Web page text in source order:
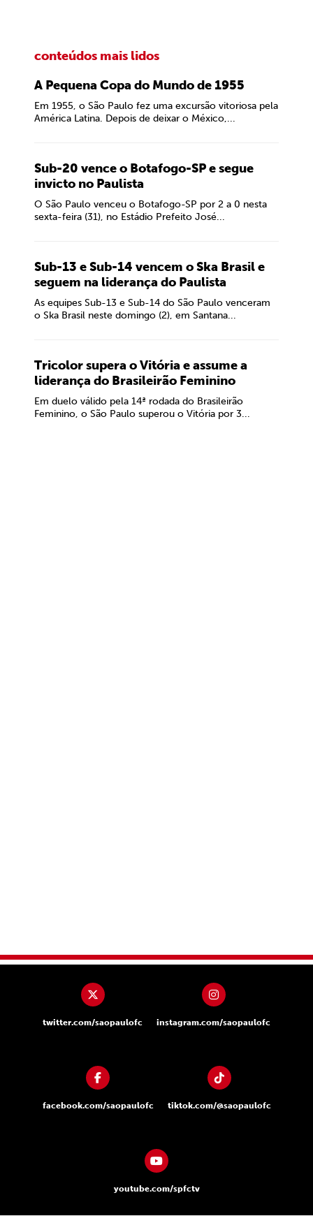
conteúdos mais lidos
A Pequena Copa do Mundo de 1955
Em 1955, o São Paulo fez uma excursão vitoriosa pela
América Latina. Depois de deixar o México,...
Sub-20 vence o Botafogo-SP e segue
invicto no Paulista
O São Paulo venceu o Botafogo-SP por 2 a 0 nesta
sexta-feira (31), no Estádio Prefeito José...
Sub-13 e Sub-14 vencem o Ska Brasil e
seguem na liderança do Paulista
As equipes Sub-13 e Sub-14 do São Paulo venceram
o Ska Brasil neste domingo (2), em Santana...
Tricolor supera o Vitória e assume a
liderança do Brasileirão Feminino
Em duelo válido pela 14ª rodada do Brasileirão
Feminino, o São Paulo superou o Vitória por 3...
twitter.com/saopaulofc instagram.com/saopaulofc
facebook.com/saopaulofc tiktok.com/@saopaulofc
youtube.com/spfctv